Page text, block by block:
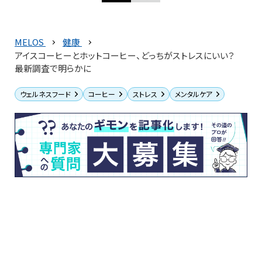
MELOS
健康
アイスコーヒーとホットコーヒー、どっちがストレスにいい？
最新調査で明らかに
ウェルネスフード コーヒー ストレス メンタルケア